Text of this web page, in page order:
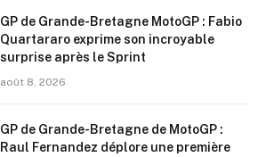
GP de Grande-Bretagne MotoGP : Fabio
Quartararo exprime son incroyable
surprise après le Sprint
août 8, 2026
GP de Grande-Bretagne de MotoGP :
Raul Fernandez déplore une première